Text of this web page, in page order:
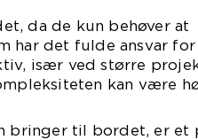
da de kun behøver at
har det fulde ansvar
især ved større
kan være
bringer til bordet, er et